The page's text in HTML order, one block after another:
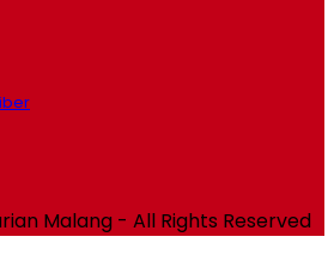
Malang - All Rights Reserved